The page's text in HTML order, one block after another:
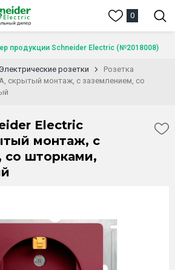
0
продукции Schneider Electric (№2018008)
Электрические розетки
Розетка
скрытый монтаж, с заземлением, со
Electric
монтаж, с
со шторками,